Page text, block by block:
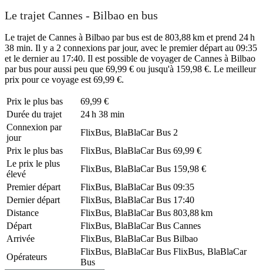
Le trajet Cannes - Bilbao en bus
Le trajet de Cannes à Bilbao par bus est de 803,88 km et prend 24 h
38 min. Il y a 2 connexions par jour, avec le premier départ au 09:35
et le dernier au 17:40. Il est possible de voyager de Cannes à Bilbao
par bus pour aussi peu que 69,99 € ou jusqu'à 159,98 €. Le meilleur
prix pour ce voyage est 69,99 €.
Prix ​​le plus bas
69,99 €
Durée du trajet
24 h 38 min
Connexion par
jour
FlixBus, BlaBlaCar Bus 2
Prix ​​le plus bas
FlixBus, BlaBlaCar Bus 69,99 €
Le prix le plus
élevé
FlixBus, BlaBlaCar Bus 159,98 €
Premier départ
FlixBus, BlaBlaCar Bus 09:35
Dernier départ
FlixBus, BlaBlaCar Bus 17:40
Distance
FlixBus, BlaBlaCar Bus 803,88 km
Départ
FlixBus, BlaBlaCar Bus Cannes
Arrivée
FlixBus, BlaBlaCar Bus Bilbao
Opérateurs
FlixBus, BlaBlaCar Bus FlixBus, BlaBlaCar
Bus